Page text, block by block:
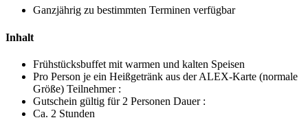
Ganzjährig zu bestimmten Terminen verfügbar
Inhalt
Frühstücksbuffet mit warmen und kalten Speisen
Pro Person je ein Heißgetränk aus der ALEX-Karte (normale
Größe) Teilnehmer :
Gutschein gültig für 2 Personen Dauer :
Ca. 2 Stunden